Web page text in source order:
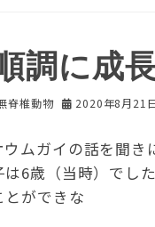
調に成
脊椎動物 2020年8月21
ムガイの話を聞
6歳（当時）でし
ができな